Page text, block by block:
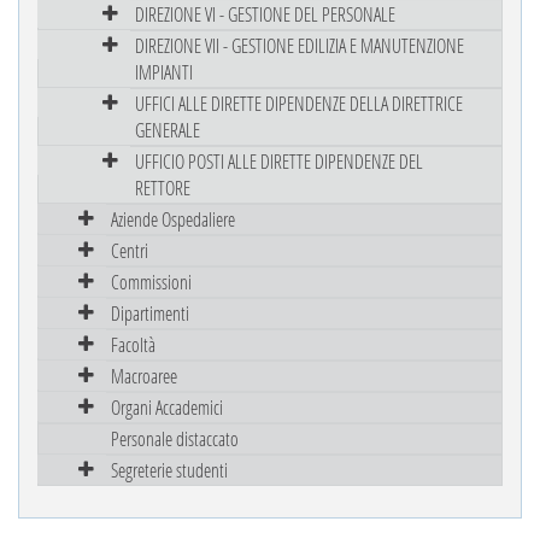
DIREZIONE VI - GESTIONE DEL PERSONALE
DIREZIONE VII - GESTIONE EDILIZIA E MANUTENZIONE
IMPIANTI
UFFICI ALLE DIRETTE DIPENDENZE DELLA DIRETTRICE
GENERALE
UFFICIO POSTI ALLE DIRETTE DIPENDENZE DEL
RETTORE
Aziende Ospedaliere
Centri
Commissioni
Dipartimenti
Facoltà
Macroaree
Organi Accademici
Personale distaccato
Segreterie studenti